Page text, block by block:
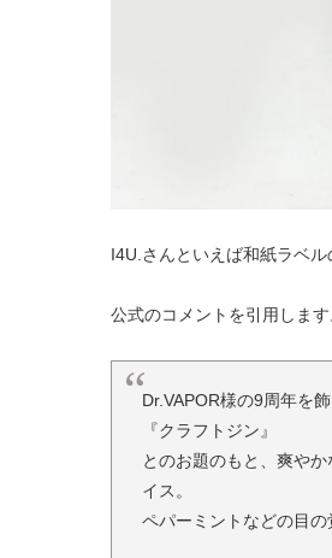
I4U.さんといえば和紙ラベル
公式のコメントを引用します
Dr.VAPOR様の9周年を
『クラフトジン』
とのお題のもと、爽や
イス。
ペパーミントなどの目